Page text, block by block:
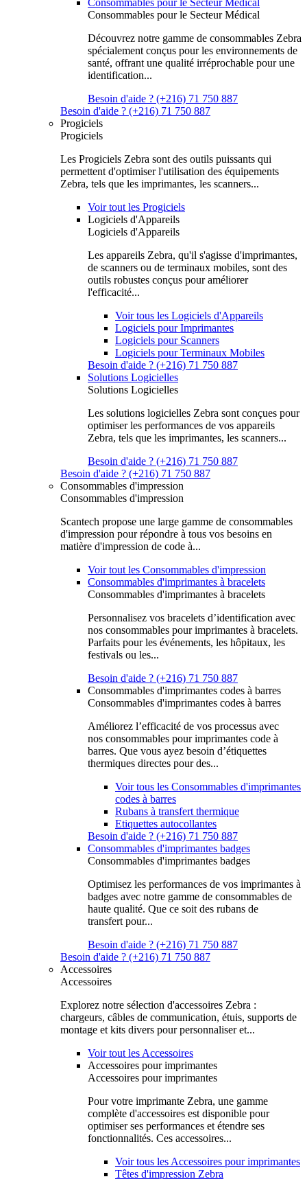
Consommables pour le Secteur Médical
Consommables pour le Secteur Médical
Découvrez notre gamme de consommables Zebra
spécialement conçus pour les environnements de
santé, offrant une qualité irréprochable pour une
identification...
Besoin d'aide ? (+216) 71 750 887
Besoin d'aide ? (+216) 71 750 887
Progiciels
Progiciels
Les Progiciels Zebra sont des outils puissants qui
permettent d'optimiser l'utilisation des équipements
Zebra, tels que les imprimantes, les scanners...
Voir tout les Progiciels
Logiciels d'Appareils
Logiciels d'Appareils
Les appareils Zebra, qu'il s'agisse d'imprimantes,
de scanners ou de terminaux mobiles, sont des
outils robustes conçus pour améliorer
l'efficacité...
Voir tous les Logiciels d'Appareils
Logiciels pour Imprimantes
Logiciels pour Scanners
Logiciels pour Terminaux Mobiles
Besoin d'aide ? (+216) 71 750 887
Solutions Logicielles
Solutions Logicielles
Les solutions logicielles Zebra sont conçues pour
optimiser les performances de vos appareils
Zebra, tels que les imprimantes, les scanners...
Besoin d'aide ? (+216) 71 750 887
Besoin d'aide ? (+216) 71 750 887
Consommables d'impression
Consommables d'impression
Scantech propose une large gamme de consommables
d'impression pour répondre à tous vos besoins en
matière d'impression de code à...
Voir tout les Consommables d'impression
Consommables d'imprimantes à bracelets
Consommables d'imprimantes à bracelets
Personnalisez vos bracelets d’identification avec
nos consommables pour imprimantes à bracelets.
Parfaits pour les événements, les hôpitaux, les
festivals ou les...
Besoin d'aide ? (+216) 71 750 887
Consommables d'imprimantes codes à barres
Consommables d'imprimantes codes à barres
Améliorez l’efficacité de vos processus avec
nos consommables pour imprimantes code à
barres. Que vous ayez besoin d’étiquettes
thermiques directes pour des...
Voir tous les Consommables d'imprimantes
codes à barres
Rubans à transfert thermique
Etiquettes autocollantes
Besoin d'aide ? (+216) 71 750 887
Consommables d'imprimantes badges
Consommables d'imprimantes badges
Optimisez les performances de vos imprimantes à
badges avec notre gamme de consommables de
haute qualité. Que ce soit des rubans de
transfert pour...
Besoin d'aide ? (+216) 71 750 887
Besoin d'aide ? (+216) 71 750 887
Accessoires
Accessoires
Explorez notre sélection d'accessoires Zebra :
chargeurs, câbles de communication, étuis, supports de
montage et kits divers pour personnaliser et...
Voir tout les Accessoires
Accessoires pour imprimantes
Accessoires pour imprimantes
Pour votre imprimante Zebra, une gamme
complète d'accessoires est disponible pour
optimiser ses performances et étendre ses
fonctionnalités. Ces accessoires...
Voir tous les Accessoires pour imprimantes
Têtes d'impression Zebra